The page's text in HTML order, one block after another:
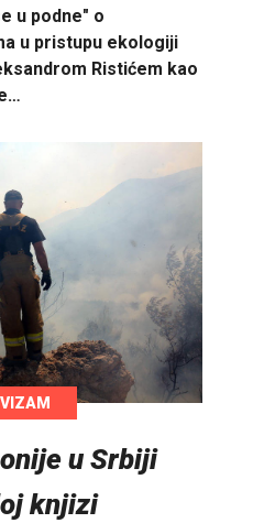
u podne" o
u pristupu ekologiji
Ristićem kao
u Srbiji
knjizi